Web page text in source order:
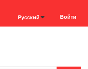
Войти
Русский